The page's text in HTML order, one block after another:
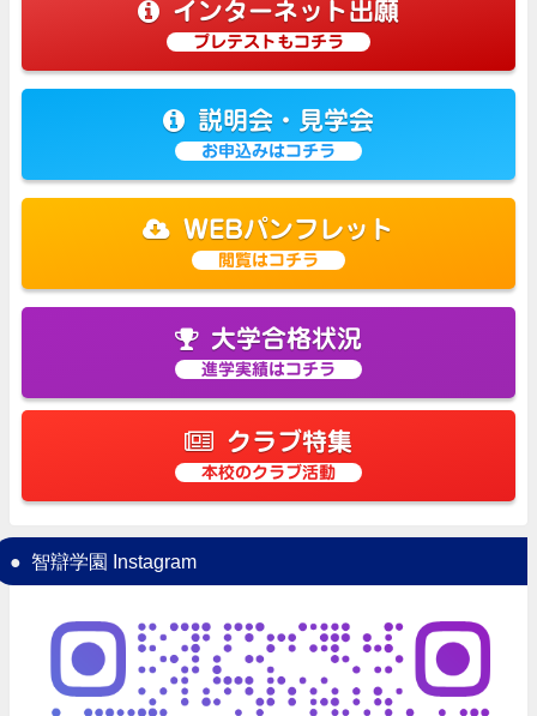
インターネット出願
プレテストもコチラ
説明会・見学会
お申込みはコチラ
WEBパンフレット
閲覧はコチラ
大学合格状況
進学実績はコチラ
クラブ特集
本校のクラブ活動
智辯学園 Instagram